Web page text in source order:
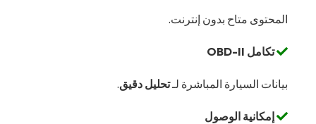
المحتوى متاح بدون إنترنت.
تكامل OBD-II
بيانات السيارة المباشرة لـتحليل دقيق.
إمكانية الوصول